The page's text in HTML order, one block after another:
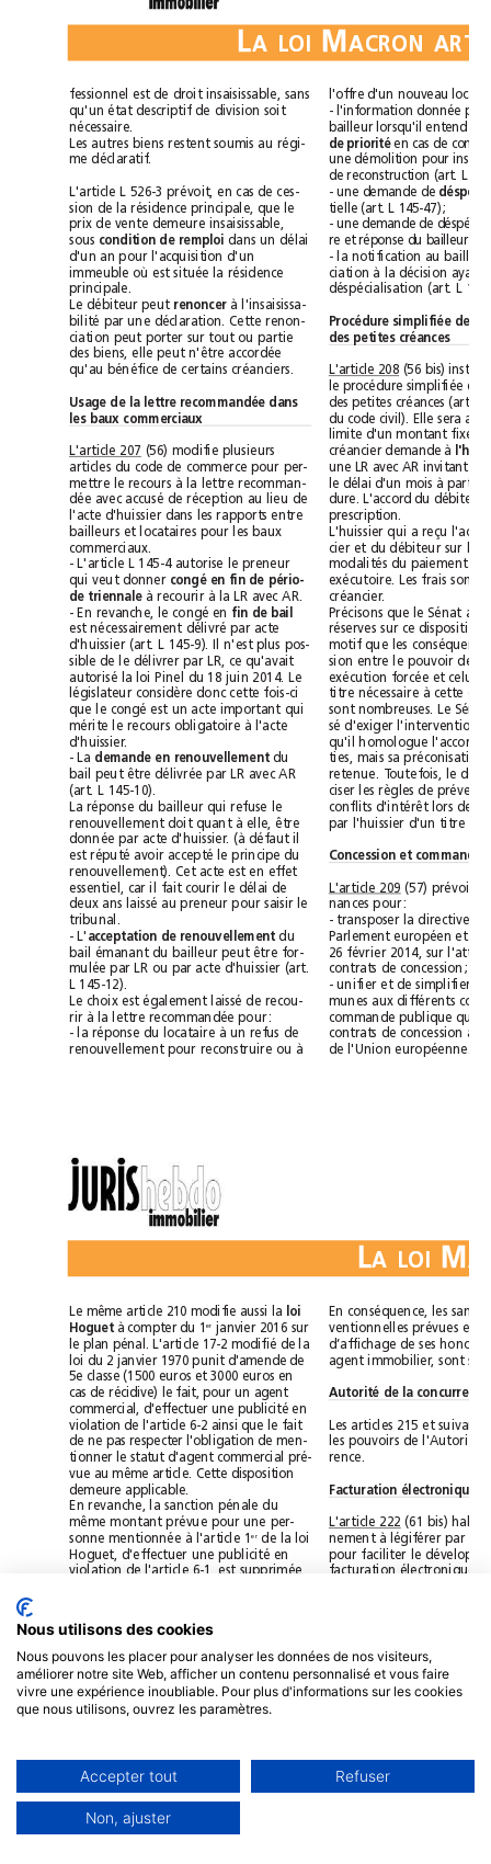
fessionnel est de droit insaisissable, sans
qu'un état descriptif de division soit
nécessaire.
Les autres biens restent soumis au régi-
me déclaratif.
L'article L 526-3 prévoit, en cas de ces-
sion de la résidence principale, que le
prix de vente demeure insaisissable,
dans un délai
d'un an pour l'acquisition d'un
immeuble où est située la résidence
principale.
Le débiteur peut renoncer
à l'insaisissa-
bilité par une déclaration. Cette renon-
ciation peut porter sur tout ou partie
des biens, elle peut n'être accordée
qu'au bénéfice de certains créanciers.
Usage de la lettre recommandée dans
les baux commerciaux
L'article 207 (56) modifie plusieurs
articles du code de commerce pour per-
mettre le recours à la lettre recomman-
dée avec accusé de réception au lieu de
l'acte d'huissier dans les rapports entre
bailleurs et locataires pour les baux
commerciaux.
- L'article L 145-4 autorise le preneur
qui veut donner
congé en fin de pério-
de triennale
à recourir à la LR avec AR.
est nécessairement délivré par acte
d'huissier (art. L 145-9). Il n'est plus pos-
sible de le délivrer par LR, ce qu'avait
autorisé la loi Pinel du 18juin 2014. Le
législateur considère donc cette fois-ci
que le congé est un acte important qui
mérite le recours obligatoire à l'acte
d'huissier.
demande en renouvellement
du
bail peut être délivrée par LR avec AR
(art. L 145-10).
La réponse du bailleur qui refuse le
renouvellement doit quant à elle, être
est réputé avoir accepté le principe du
renouvellement). Cet acte est en effet
essentiel, car il fait courir le délai de
deux ans laissé au preneur pour saisir le
tribunal.
- L'
acceptation de renouvellement
du
bail émanant du bailleur peut être for-
mulée par LR ou par acte d'huissier (art.
L 145-12).
Le choix est également laissé de recou-
rir à la lettre recommandée pour:
- la réponse du locataire à un refus de
renouvellement pour reconstruire ou à
de priorité
- une demande de
tielle (art. L 145-47);
des petites créances
L'article 208
prescription.
créancier.
L'article 209
nances pour:
contrats de concession;
de l'Union européenne.
L ALOI M
Le même article210 modifie aussi la
loi
Hoguet
à compter du 1 er janvier 2016 sur
le plan pénal. L'article 17-2 modifié de la
loi du 2janvier 1970 punit d'amende de
5e classe (1500 euros et 3000 euros en
cas de récidive) le fait, pour un agent
commercial, d'effectuer une publicité en
violation de l'article 6-2 ainsi que le fait
de ne pas respecter l'obligation de men-
tionner le statut d'agent commercial pré-
vue au même article. Cette disposition
demeure appli
cable.
En revanche, la sanction pénale du
même montant prévue pour une per-
sonne mentionnée à l'article 1 er
de la loi
Hoguet, d'effectuer une publicité en
rence.
Facturation électronique
L'article 222
L ALOI M
Exceptions au repos dominical
et suivants modifient les
règles relatives au repos dominical.
Les articles
tice prud'homale
ADÉCISIONDU
sure 23 articles
Nous utilisons des cookies
Nous pouvons les placer pour analyser les données de nos visiteurs,
améliorer notre site Web, afficher un contenu personnalisé et vous faire
vivre une expérience inoubliable. Pour plus d'informations sur les cookies
que nous utilisons, ouvrez les paramètres.
Accepter tout Refuser
Non, ajuster